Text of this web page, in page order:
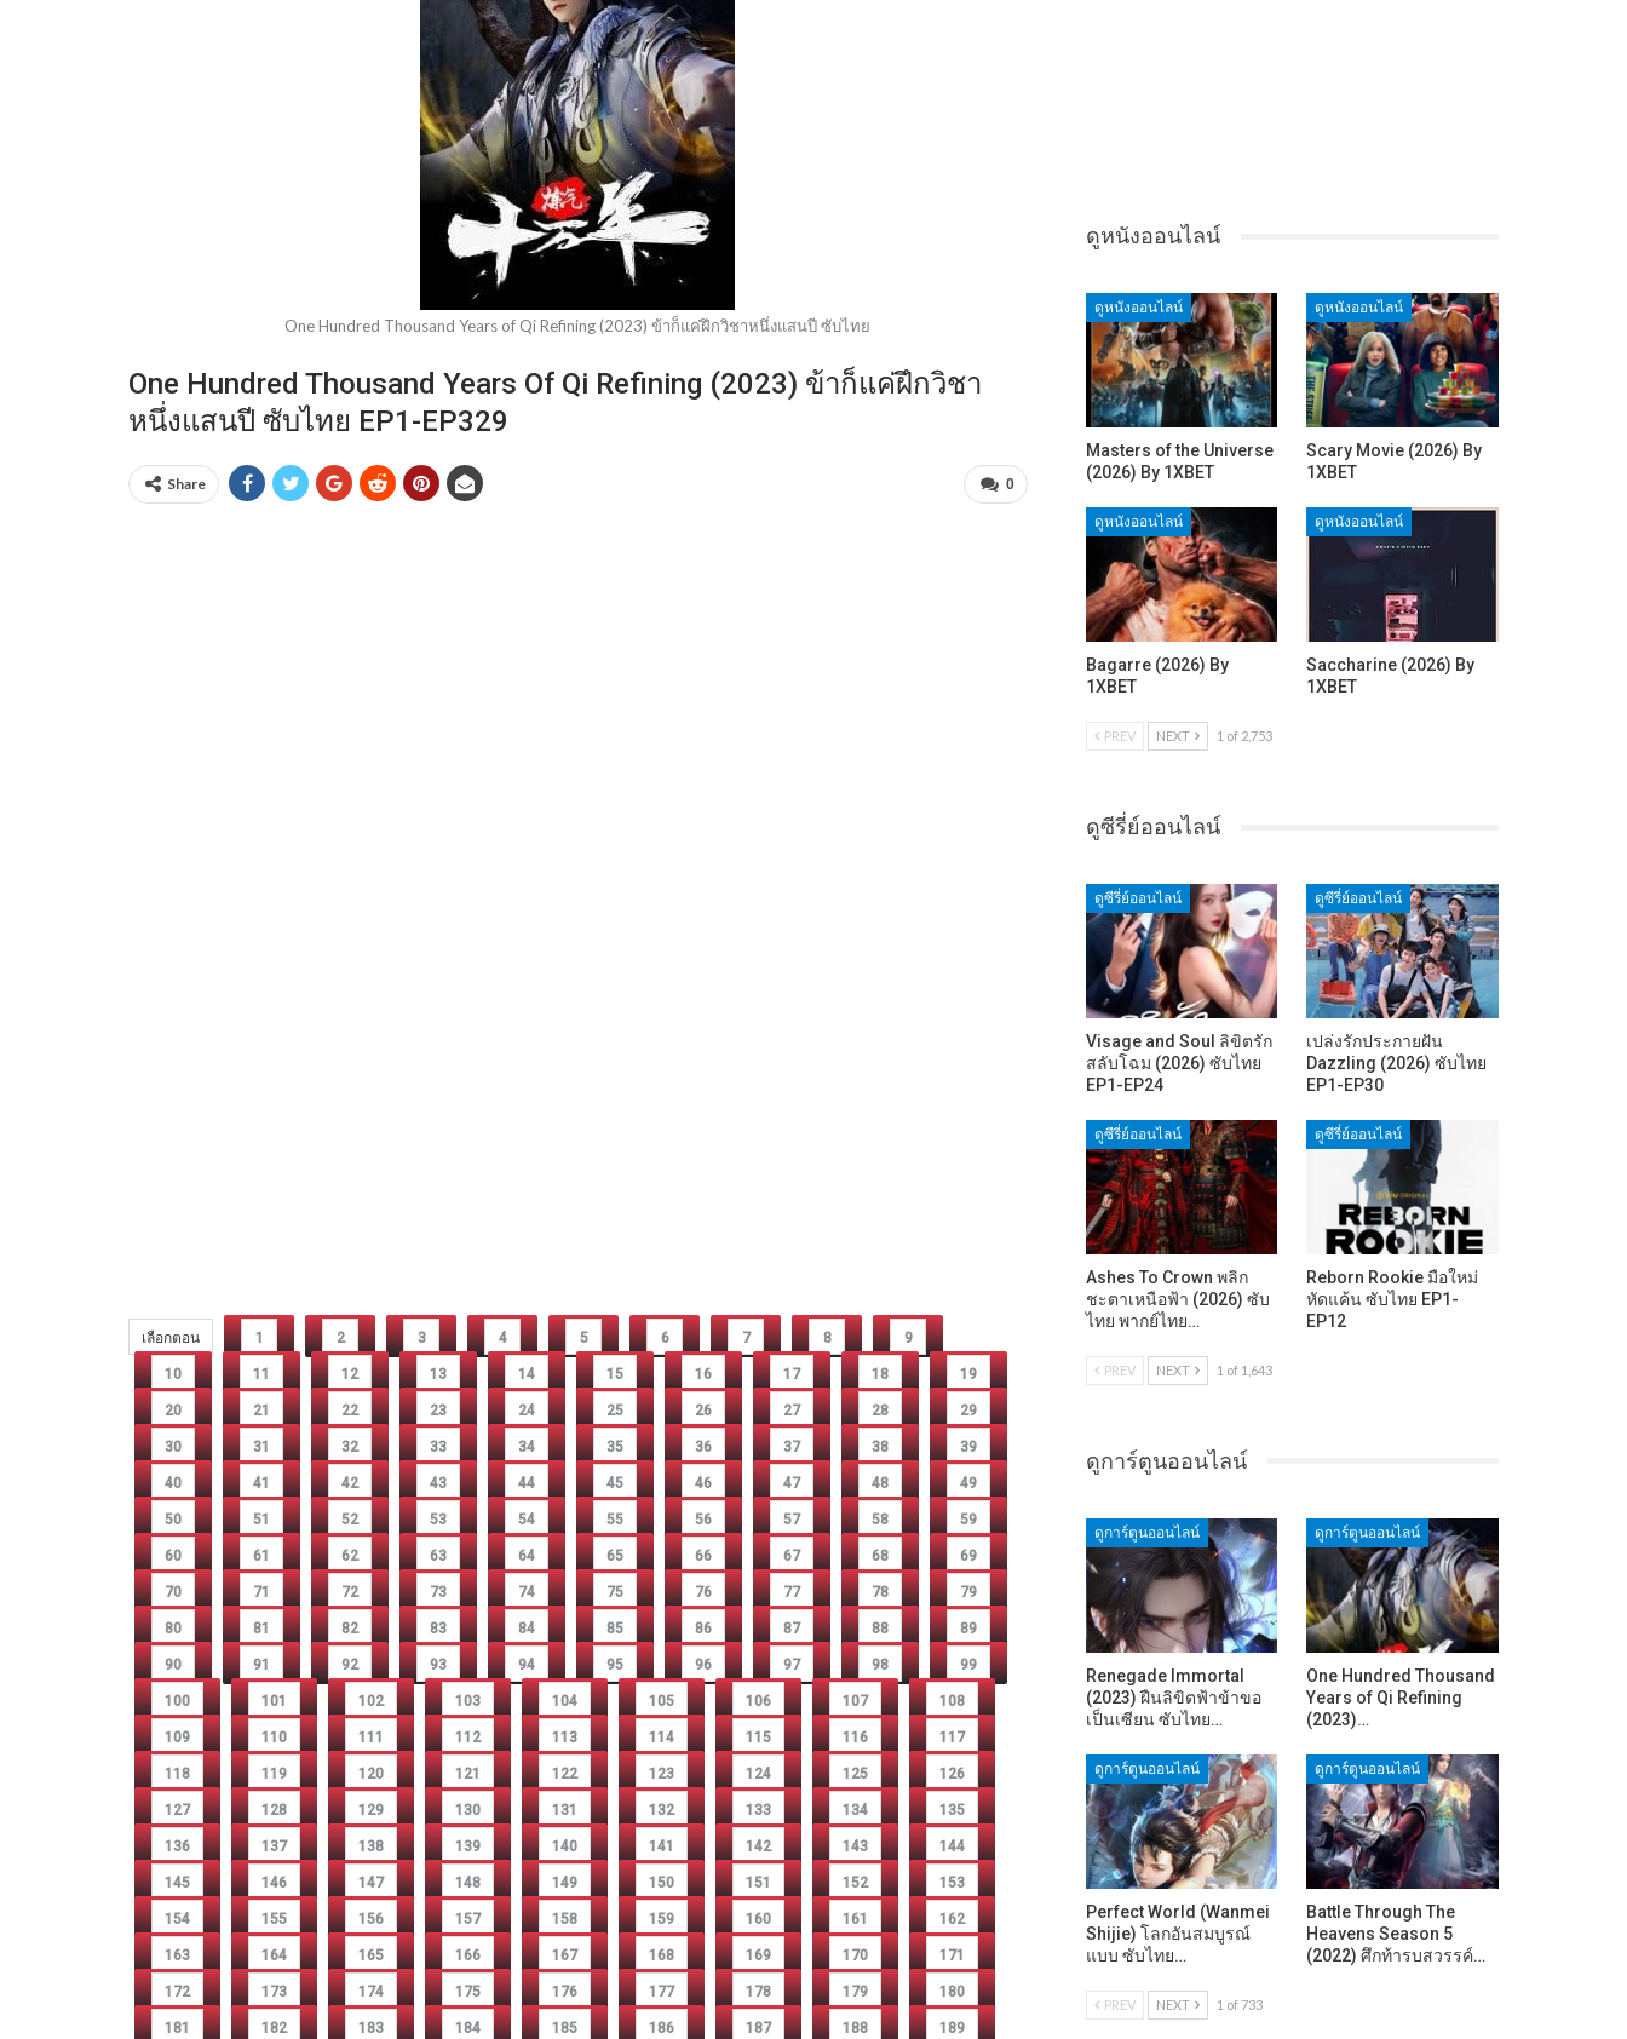
One Hundred Thousand Years of Qi Refining (2023) ข้าก็แค่ฝึกวิชาหนึ่งแสนปี ซับไทย
One Hundred Thousand Years Of Qi Refining (2023) ข้าก็แค่ฝึกวิชา
หนึ่งแสนปี ซับไทย EP1-EP329
0
Share
เลือกตอน 1 2 3 4 5 6 7 8 9
10 11 12 13 14 15 16 17 18 19
20 21 22 23 24 25 26 27 28 29
30 31 32 33 34 35 36 37 38 39
40 41 42 43 44 45 46 47 48 49
50 51 52 53 54 55 56 57 58 59
60 61 62 63 64 65 66 67 68 69
70 71 72 73 74 75 76 77 78 79
80 81 82 83 84 85 86 87 88 89
90 91 92 93 94 95 96 97 98 99
100 101 102 103 104 105 106 107 108
109 110 111 112 113 114 115 116 117
118 119 120 121 122 123 124 125 126
127 128 129 130 131 132 133 134 135
136 137 138 139 140 141 142 143 144
145 146 147 148 149 150 151 152 153
154 155 156 157 158 159 160 161 162
163 164 165 166 167 168 169 170 171
172 173 174 175 176 177 178 179 180
181 182 183 184 185 186 187 188 189
ดูหนังออนไลน์
ดูหนังออนไลน์
Masters of the Universe
(2026) By 1XBET
ดูหนังออนไลน์
Scary Movie (2026) By
1XBET
ดูหนังออนไลน์
Bagarre (2026) By
1XBET
ดูหนังออนไลน์
Saccharine (2026) By
1XBET
PREV NEXT 1 of 2,753
ดูซีรี่ย์ออนไลน์
ดูซีรี่ย์ออนไลน์
Visage and Soul ลิขิตรัก
สลับโฉม (2026) ซับไทย
EP1-EP24
ดูซีรี่ย์ออนไลน์
เปล่งรักประกายฝัน
Dazzling (2026) ซับไทย
EP1-EP30
ดูซีรี่ย์ออนไลน์
Ashes To Crown พลิก
ชะตาเหนือฟ้า (2026) ซับ
ไทย พากย์ไทย…
ดูซีรี่ย์ออนไลน์
Reborn Rookie มือใหม่
หัดแค้น ซับไทย EP1-
EP12
PREV NEXT 1 of 1,643
ดูการ์ตูนออนไลน์
ดูการ์ตูนออนไลน์
Renegade Immortal
(2023) ฝืนลิขิตฟ้าข้าขอ
เป็นเซียน ซับไทย…
ดูการ์ตูนออนไลน์
One Hundred Thousand
Years of Qi Refining
(2023)…
ดูการ์ตูนออนไลน์
Perfect World (Wanmei
Shijie) โลกอันสมบูรณ์
แบบ ซับไทย…
ดูการ์ตูนออนไลน์
Battle Through The
Heavens Season 5
(2022) ศึกท้ารบสวรรค์…
PREV NEXT 1 of 733